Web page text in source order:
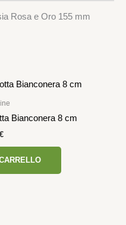
Rosa e Oro 155 mm
Bianconera 8 cm
€